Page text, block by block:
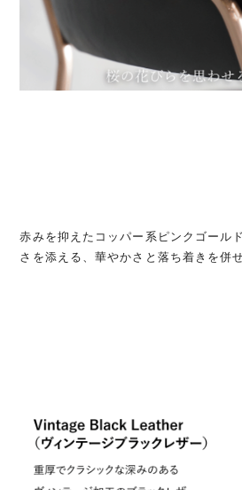
赤みを抑えたコッパー系ピンクゴール
さを添える、華やかさと落ち着きを併